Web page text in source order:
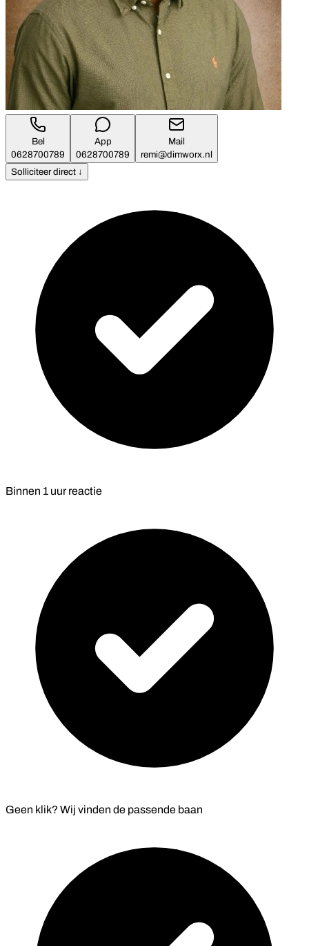
Bel
0628700789
App
0628700789
Mail
remi@dimworx.nl
Solliciteer direct ↓
Binnen 1 uurreactie
Geen klik? Wij vinden depassende baan